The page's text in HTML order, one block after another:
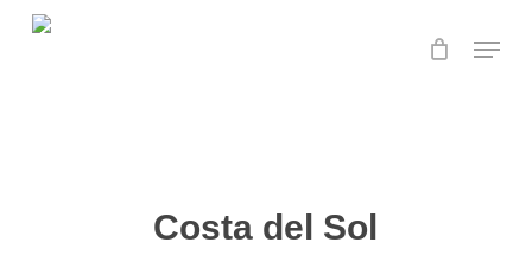
Skip
Menu
Costa del Sol